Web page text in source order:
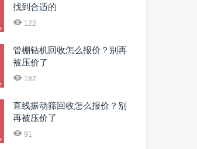
找到合适的
122
管棚钻机回收怎么报价？别再
被压价了
182
直线振动筛回收怎么报价？别
再被压价了
91